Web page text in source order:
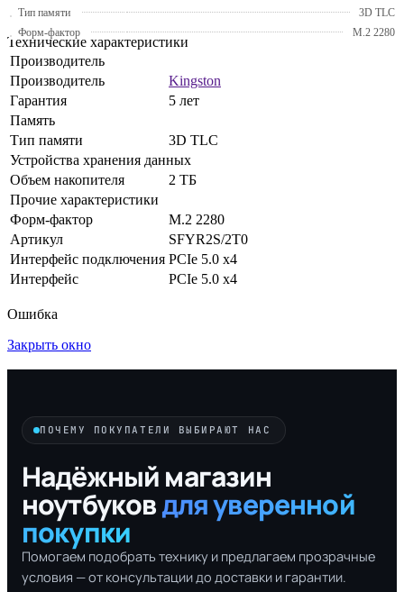
Тип памяти
3D TLC
Форм-фактор
M.2 2280
Технические характеристики
Производитель
Производитель
Kingston
Гарантия
5 лет
Память
Тип памяти
3D TLC
Устройства хранения данных
Объем накопителя
2 ТБ
Прочие характеристики
Форм-фактор
M.2 2280
Артикул
SFYR2S/2T0
Интерфейс подключения PCIe 5.0 x4
Интерфейс
PCIe 5.0 x4
Ошибка
Закрыть окно
ПОЧЕМУ ПОКУПАТЕЛИ ВЫБИРАЮТ НАС
Надёжный магазин
ноутбуковдля уверенной
покупки
Помогаем подобрать технику и предлагаем прозрачные
условия — от консультации до доставки и гарантии.